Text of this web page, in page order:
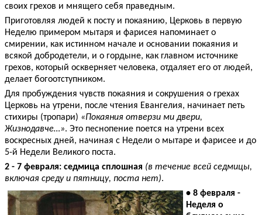
своих грехов и мнящего себя праведным.
Приготовляя людей к посту и покаянию, Церковь в первую
Неделю примером мытаря и фарисея напоминает о
смирении, как истинном начале и основании покаяния и
всякой добродетели, и о гордыне, как главном источнике
грехов, который оскверняет человека, отдаляет его от людей,
делает богоотступником.
Для пробуждения чувств покаяния и сокрушения о грехах
Церковь на утрени, после чтения Евангелия, начинает петь
стихиры (тропари) «Покаяния отверзи ми двери,
Жизнодавче…». Это песнопение поется на утрени всех
воскресных дней, начиная с Недели о мытаре и фарисее и до
5-й Недели Великого поста.
2 - 7 февраля: седмица сплошная (в течение всей седмицы,
включая среду и пятницу, поста нет).
• 8 февраля -
Неделя о